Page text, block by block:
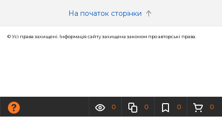
0 0 0 0
На початок сторінки
© Усі права захищені. Інформація сайту захищена законом про авторські права.